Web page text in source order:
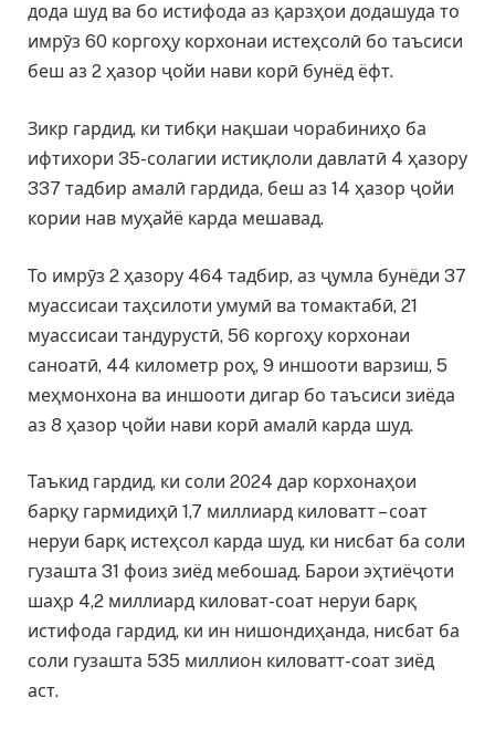
дода шуд ва бо истифода аз қарзҳои додашуда то
имрӯз 60 коргоҳу корхонаи истеҳсолӣ бо таъсиси
беш аз 2 ҳазор ҷойи нави корӣ бунёд ёфт.
Зикр гардид, ки тибқи нақшаи чорабиниҳо ба
ифтихори 35-солагии истиқлоли давлатӣ 4 ҳазору
337 тадбир амалӣ гардида, беш аз 14 ҳазор ҷойи
кории нав муҳайё карда мешавад.
То имрӯз 2 ҳазору 464 тадбир, аз ҷумла бунёди 37
муассисаи таҳсилоти умумӣ ва томактабӣ, 21
муассисаи тандурустӣ, 56 коргоҳу корхонаи
саноатӣ, 44 километр роҳ, 9 иншооти варзиш, 5
меҳмонхона ва иншооти дигар бо таъсиси зиёда
аз 8 ҳазор ҷойи нави корӣ амалӣ карда шуд.
Таъкид гардид, ки соли 2024 дар корхонаҳои
барқу гармидиҳӣ 1,7 миллиард киловатт – соат
неруи барқ истеҳсол карда шуд, ки нисбат ба соли
гузашта 31 фоиз зиёд мебошад. Барои эҳтиёҷоти
шаҳр 4,2 миллиард киловат-соат неруи барқ
истифода гардид, ки ин нишондиҳанда, нисбат ба
соли гузашта 535 миллион киловатт-соат зиёд
аст.